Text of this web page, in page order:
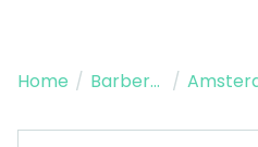
Home / Barbershop /